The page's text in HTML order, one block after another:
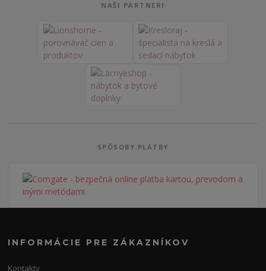
NAŠI PARTNERI
SPÔSOBY PLATBY
INFORMÁCIE PRE ZÁKAZNÍKOV
Kontakty